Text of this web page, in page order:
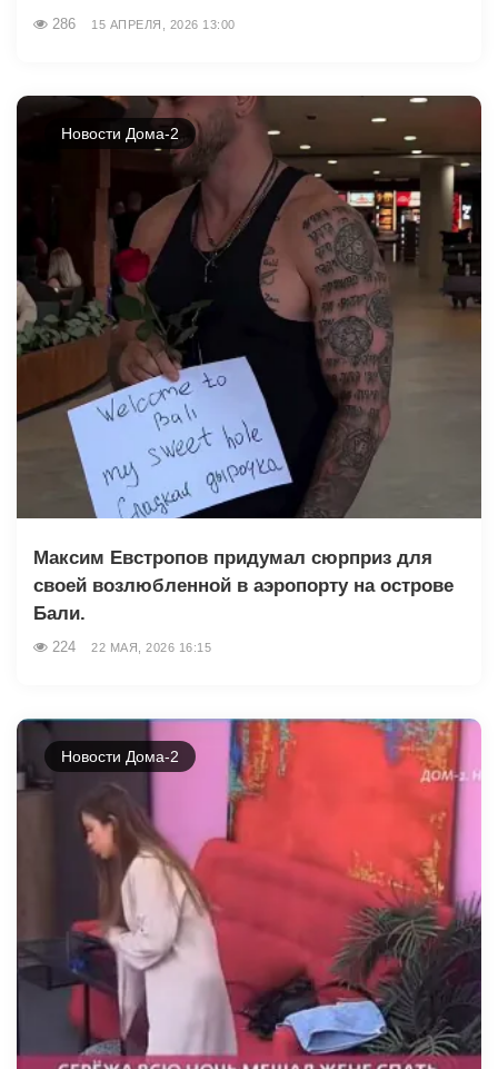
286 15 АПРЕЛЯ, 2026 13:00
Новости Дома-2
Максим Евстропов придумал сюрприз для
своей возлюбленной в аэропорту на острове
Бали.
224 22 МАЯ, 2026 16:15
Новости Дома-2